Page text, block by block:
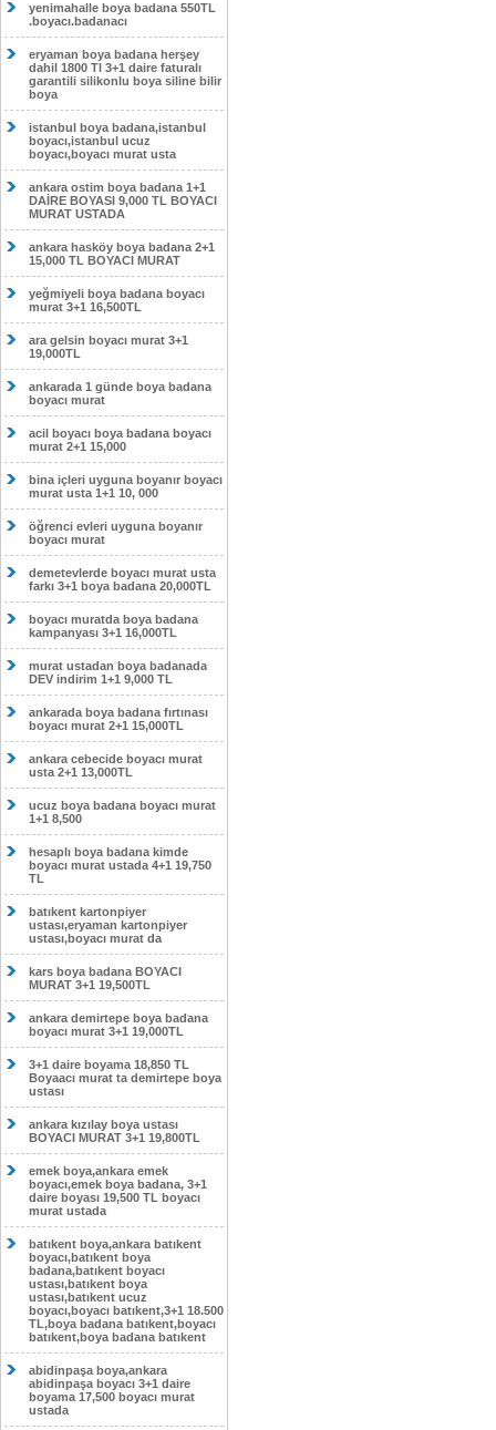
yenimahalle boya badana 550TL
.boyacı.badanacı
eryaman boya badana herşey
dahil 1800 Tl 3+1 daire faturalı
garantili silikonlu boya siline bilir
boya
istanbul boya badana,istanbul
boyacı,istanbul ucuz
boyacı,boyacı murat usta
ankara ostim boya badana 1+1
DAİRE BOYASI 9,000 TL BOYACI
MURAT USTADA
ankara hasköy boya badana 2+1
15,000 TL BOYACI MURAT
yeğmiyeli boya badana boyacı
murat 3+1 16,500TL
ara gelsin boyacı murat 3+1
19,000TL
ankarada 1 günde boya badana
boyacı murat
acil boyacı boya badana boyacı
murat 2+1 15,000
bina içleri uyguna boyanır boyacı
murat usta 1+1 10, 000
öğrenci evleri uyguna boyanır
boyacı murat
demetevlerde boyacı murat usta
farkı 3+1 boya badana 20,000TL
boyacı muratda boya badana
kampanyası 3+1 16,000TL
murat ustadan boya badanada
DEV indirim 1+1 9,000 TL
ankarada boya badana fırtınası
boyacı murat 2+1 15,000TL
ankara cebecide boyacı murat
usta 2+1 13,000TL
ucuz boya badana boyacı murat
1+1 8,500
hesaplı boya badana kimde
boyacı murat ustada 4+1 19,750
TL
batıkent kartonpiyer
ustası,eryaman kartonpiyer
ustası,boyacı murat da
kars boya badana BOYACI
MURAT 3+1 19,500TL
ankara demirtepe boya badana
boyacı murat 3+1 19,000TL
3+1 daire boyama 18,850 TL
Boyaacı murat ta demirtepe boya
ustası
ankara kızılay boya ustası
BOYACI MURAT 3+1 19,800TL
emek boya,ankara emek
boyacı,emek boya badana, 3+1
daire boyası 19,500 TL boyacı
murat ustada
batıkent boya,ankara batıkent
boyacı,batıkent boya
badana,batıkent boyacı
ustası,batıkent boya
ustası,batıkent ucuz
boyacı,boyacı batıkent,3+1 18.500
TL,boya badana batıkent,boyacı
batıkent,boya badana batıkent
abidinpaşa boya,ankara
abidinpaşa boyacı 3+1 daire
boyama 17,500 boyacı murat
ustada